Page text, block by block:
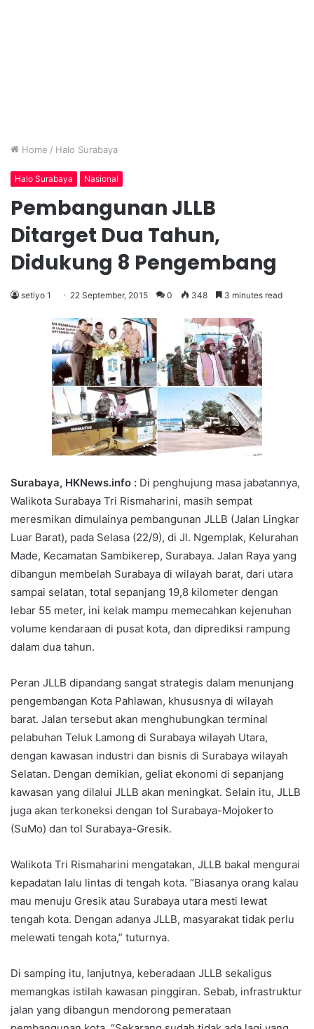
Home / Halo Surabaya
Halo Surabaya Nasional
Pembangunan JLLB
Ditarget Dua Tahun,
Didukung 8 Pengembang
setiyo 1 22 September, 2015 0 348 3 minutes read
Surabaya, HKNews.info : Di penghujung masa jabatannya,
Walikota Surabaya Tri Rismaharini, masih sempat
meresmikan dimulainya pembangunan JLLB (Jalan Lingkar
Luar Barat), pada Selasa (22/9), di Jl. Ngemplak, Kelurahan
Made, Kecamatan Sambikerep, Surabaya. Jalan Raya yang
dibangun membelah Surabaya di wilayah barat, dari utara
sampai selatan, total sepanjang 19,8 kilometer dengan
lebar 55 meter, ini kelak mampu memecahkan kejenuhan
volume kendaraan di pusat kota, dan diprediksi rampung
dalam dua tahun.
Peran JLLB dipandang sangat strategis dalam menunjang
pengembangan Kota Pahlawan, khususnya di wilayah
barat. Jalan tersebut akan menghubungkan terminal
pelabuhan Teluk Lamong di Surabaya wilayah Utara,
dengan kawasan industri dan bisnis di Surabaya wilayah
Selatan. Dengan demikian, geliat ekonomi di sepanjang
kawasan yang dilalui JLLB akan meningkat. Selain itu, JLLB
juga akan terkoneksi dengan tol Surabaya-Mojokerto
(SuMo) dan tol Surabaya-Gresik.
Walikota Tri Rismaharini mengatakan, JLLB bakal mengurai
kepadatan lalu lintas di tengah kota. “Biasanya orang kalau
mau menuju Gresik atau Surabaya utara mesti lewat
tengah kota. Dengan adanya JLLB, masyarakat tidak perlu
melewati tengah kota,” tuturnya.
Di samping itu, lanjutnya, keberadaan JLLB sekaligus
memangkas istilah kawasan pinggiran. Sebab, infrastruktur
jalan yang dibangun mendorong pemerataan